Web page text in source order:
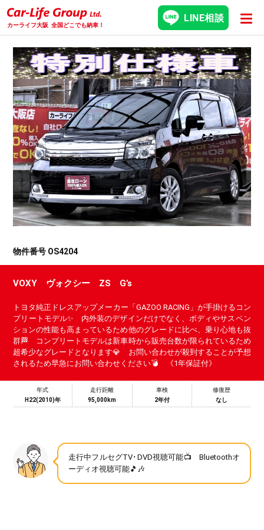
カーライフ大阪 全国どこでも納車！
LINE相談
物件番号 OS4204
VOXY ヴォクシー ZS G’s
トヨタ純正ドレスアップメーカー「GAZOO RACING」が手掛けるコン
プリートモデル✨ 内外装のデザインだけでなく、ボディやサスペン
ションの性能も高まっているため他のグレードに比べ、乗り心地も抜
群🏁 コンプリートモデルは新車時から販売台数が限られているため
超希少なグレードとなります💎 お問い合わせが殺到することが予想
されるため早急にお問い合わせください💣 《1年保証付》
年式
H22(2010)年
走行距離
95,000km
車検
2年付
修復歴
なし
走行中フルセグTV･DVD視聴可能📺 Bluetoothオ
ーディオ視聴可能🎵🎶